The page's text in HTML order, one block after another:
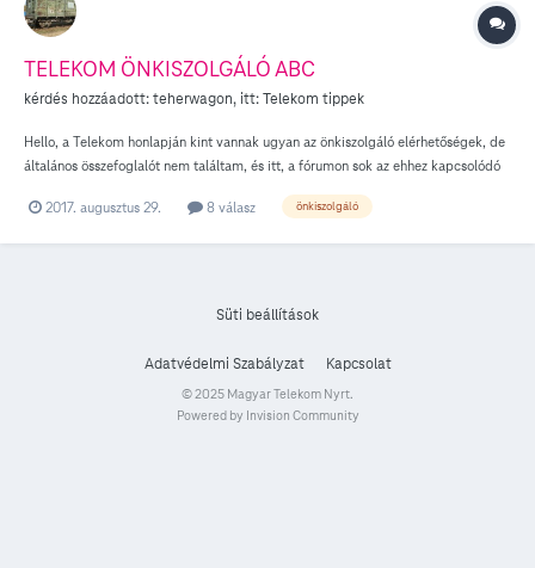
TELEKOM ÖNKISZOLGÁLÓ ABC
kérdés hozzáadott:teherwagon, itt:Telekom tippek
Hello, a Telekom honlapján kint vannak ugyan az önkiszolgáló elérhetőségek, de
általános összefoglalót nem találtam, és itt, a fórumon sok az ehhez kapcsolódó
nagyobb netet kérni, roamingot kapcsolni), így gondoltam, készítek hozzá egy
rokonok nyavalyáit is pikk-pakk orvosolhatod a nagyi vagy nagybácsi rángatása
jelszavukat). Ráadásul önkiszolgálón módosítva megúszod az ügyintézési díjat is,
ügyfélszolgálaton is (lásd díjszabások).
2017. augusztus 29. 8 válasz önkiszolgáló
Süti beállítások
Adatvédelmi Szabályzat Kapcsolat
© 2025 Magyar Telekom Nyrt.
Powered by Invision Community